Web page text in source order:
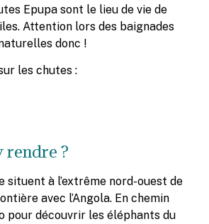
Epupa sont le lieu de vie de
Attention lors des baignades
donc !
les chutes :
rendre ?
situent à l’extrême nord-ouest de
avec l’Angola. En chemin
pour découvrir les éléphants du